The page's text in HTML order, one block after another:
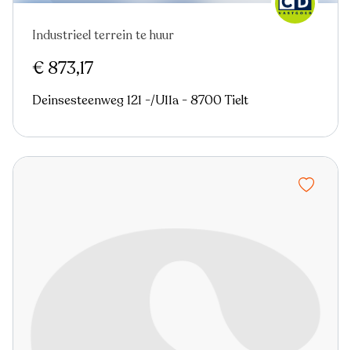
Industrieel terrein te huur
€ 873,17
Deinsesteenweg 121 -/U11a - 8700 Tielt